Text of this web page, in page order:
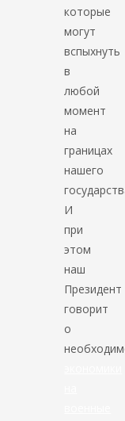
которые
могут
вспыхнуть
в
любой
момент
на
границах
нашего
И
при
этом
наш
Президент
говорит
о